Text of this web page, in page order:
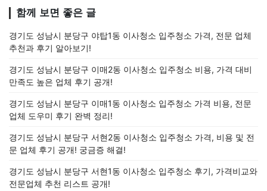
함께 보면 좋은 글
경기도 성남시 분당구 야탑1동 이사청소 입주청소 가격, 전문 업체
추천과 후기 알아보기!
경기도 성남시 분당구 이매2동 이사청소 입주청소 비용, 가격 대비
만족도 높은 업체 후기 공개!
경기도 성남시 분당구 이매1동 이사청소 입주청소 가격 비용, 전문
업체 도우미 후기 완벽 정리!
경기도 성남시 분당구 서현2동 이사청소 입주청소 가격, 비용 및 전
문 업체 후기 공개! 궁금증 해결!
경기도 성남시 분당구 서현1동 이사청소 입주청소 후기, 가격비교와
전문업체 추천 리스트 공개!